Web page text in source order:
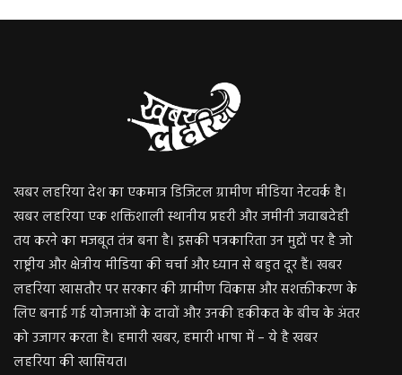
खबर लहरिया देश का एकमात्र डिजिटल ग्रामीण मीडिया नेटवर्क है।
खबर लहरिया एक शक्तिशाली स्थानीय प्रहरी और जमीनी जवाबदेही
तय करने का मजबूत तंत्र बना है। इसकी पत्रकारिता उन मुद्दों पर है जो
राष्ट्रीय और क्षेत्रीय मीडिया की चर्चा और ध्यान से बहुत दूर हैं। खबर
लहरिया खासतौर पर सरकार की ग्रामीण विकास और सशक्तीकरण के
लिए बनाई गई योजनाओं के दावों और उनकी हकीकत के बीच के अंतर
को उजागर करता है। हमारी खबर, हमारी भाषा में – ये है खबर
लहरिया की खासियत।